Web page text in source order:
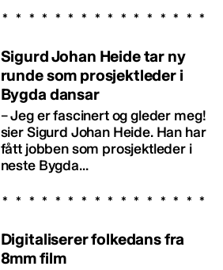
Sigurd Johan Heide tar ny
runde som prosjektleder i
Bygda dansar
– Jeg er fascinert og gleder meg!
sier Sigurd Johan Heide. Han har
fått jobben som prosjektleder i
neste Bygda...
Digitaliserer folkedans fra
8mm film